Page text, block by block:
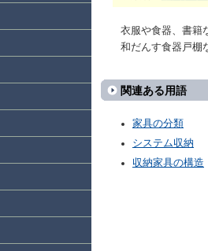
衣服や食器、書籍
和だんす食器戸棚
関連ある用語
家具の分類
システム収納
収納家具の構造